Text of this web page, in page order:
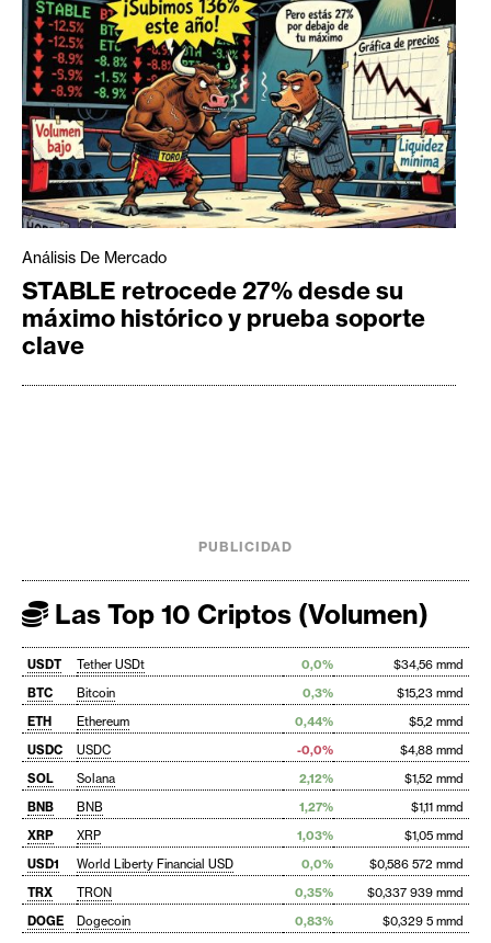
Análisis De Mercado
STABLE retrocede 27% desde su
máximo histórico y prueba soporte
clave
PUBLICIDAD
Las Top 10 Criptos (Volumen)
USDT Tether USDt 0,0%
$34,56 mmd
BTC
Bitcoin 0,3%
$15,23 mmd
ETH
Ethereum 0,44%
$5,2 mmd
USDC
USDC -0,0%
$4,88 mmd
SOL
Solana 2,12%
$1,52 mmd
BNB
BNB 1,27%
$1,11 mmd
XRP
XRP 1,03%
$1,05 mmd
USD1
World Liberty Financial USD 0,0%
$0,586 572 mmd
TRX
TRON 0,35%
$0,337 939 mmd
DOGE
Dogecoin 0,83% $0,329 5 mmd